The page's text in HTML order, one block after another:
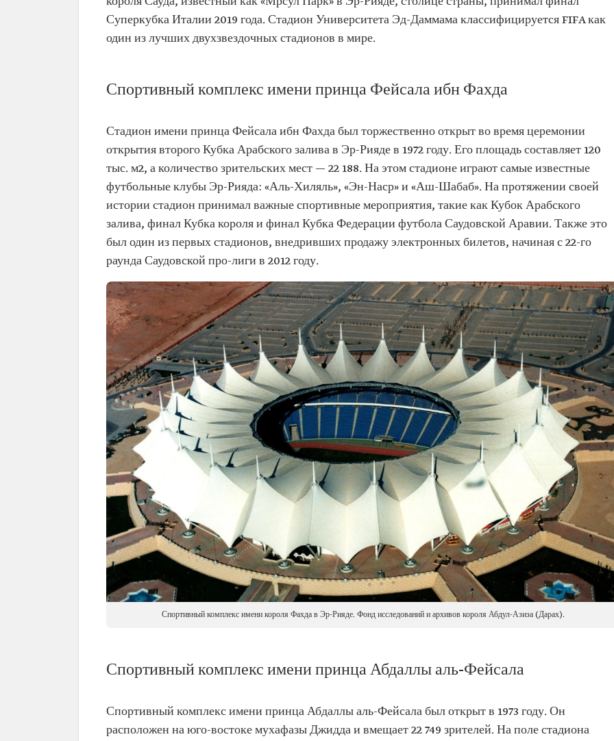
Суперкубка Италии 2019 года. Стадион Университета Эд-Даммама классифицируется FIFA как
один из лучших двухзвездочных стадионов в мире.
Спортивный комплекс имени принца Фейсала ибн Фахда
Стадион имени принца Фейсала ибн Фахда был торжественно открыт во время церемонии
открытия второго Кубка Арабского залива в Эр-Рияде в 1972 году. Его площадь составляет 120
тыс. м2, а количество зрительских мест — 22 188. На этом стадионе играют самые известные
футбольные клубы Эр-Рияда: «Аль-Хиляль», «Эн-Наср» и «Аш-Шабаб». На протяжении своей
истории стадион принимал важные спортивные мероприятия, такие как Кубок Арабского
залива, финал Кубка короля и финал Кубка Федерации футбола Саудовской Аравии. Также это
был один из первых стадионов, внедривших продажу электронных билетов, начиная с 22-го
раунда Саудовской про-лиги в 2012 году.
Спортивный комплекс имени короля Фахда в Эр-Рияде. Фонд исследований и архивов короля Абдул-Азиза (Дарах).
Спортивный комплекс имени принца Абдаллы аль-Фейсала
Спортивный комплекс имени принца Абдаллы аль-Фейсала был открыт в 1973 году. Он
расположен на юго-востоке мухафазы Джидда и вмещает 22 749 зрителей. На поле стадиона